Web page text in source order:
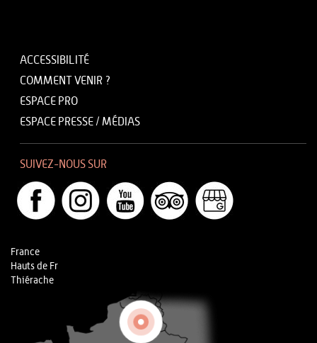
ACCESSIBILITÉ
COMMENT VENIR ?
ESPACE PRO
ESPACE PRESSE / MÉDIAS
SUIVEZ-NOUS SUR
France
Hauts de Fr
Thiérache